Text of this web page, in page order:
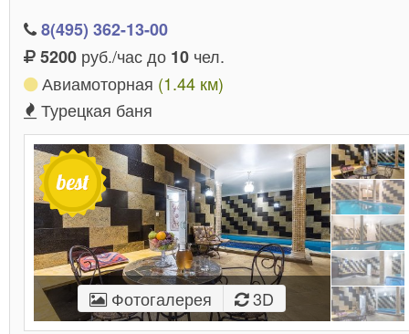
8(495) 362-13-00
5200 руб./час до 10 чел.
Авиамоторная (1.44 км)
Турецкая баня
Фотогалерея 3D